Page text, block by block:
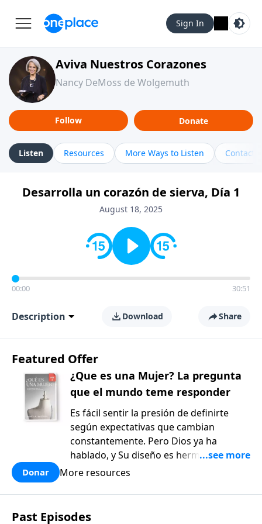
Sign In
Aviva Nuestros Corazones
Nancy DeMoss de Wolgemuth
Follow Donate
Listen Resources More Ways to Listen Contact
Desarrolla un corazón de sierva, Día 1
August 18, 2025
00:00 30:51
Description Download Share
Featured Offer
¿Que es una Mujer? La pregunta
que el mundo teme responder
Es fácil sentir la presión de definirte
según expectativas que cambian
constantemente. Pero Dios ya ha
hablado, y Su diseño es hermoso y
bueno. ¿Qué es una mujer?: La pregunta
Kassian, es un recurso reflexivo y
fundamentado en la verdad bíblica que
Donar More resources
Past Episodes